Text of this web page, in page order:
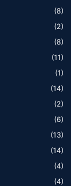
(8)
(2)
(8)
(11)
(1)
(14)
(2)
(6)
(13)
(14)
(4)
(4)